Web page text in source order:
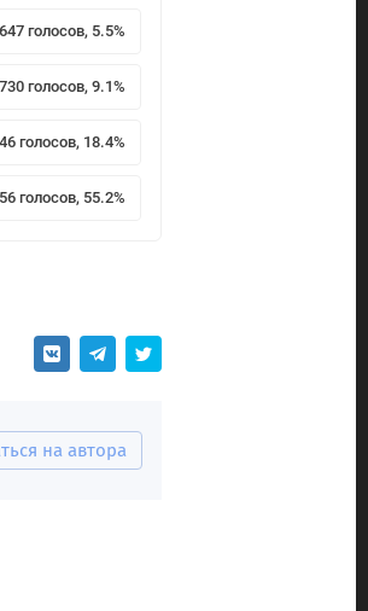
голосов, 5.5%
голосов, 9.1%
голосов, 18.4%
голосов, 55.2%
на автора